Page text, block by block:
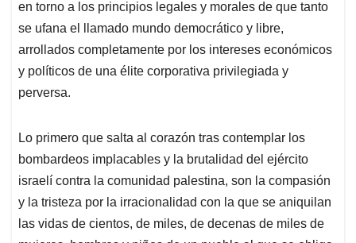
en torno a los principios legales y morales de que tanto
se ufana el llamado mundo democrático y libre,
arrollados completamente por los intereses económicos
y políticos de una élite corporativa privilegiada y
perversa.
Lo primero que salta al corazón tras contemplar los
bombardeos implacables y la brutalidad del ejército
israelí contra la comunidad palestina, son la compasión
y la tristeza por la irracionalidad con la que se aniquilan
las vidas de cientos, de miles, de decenas de miles de